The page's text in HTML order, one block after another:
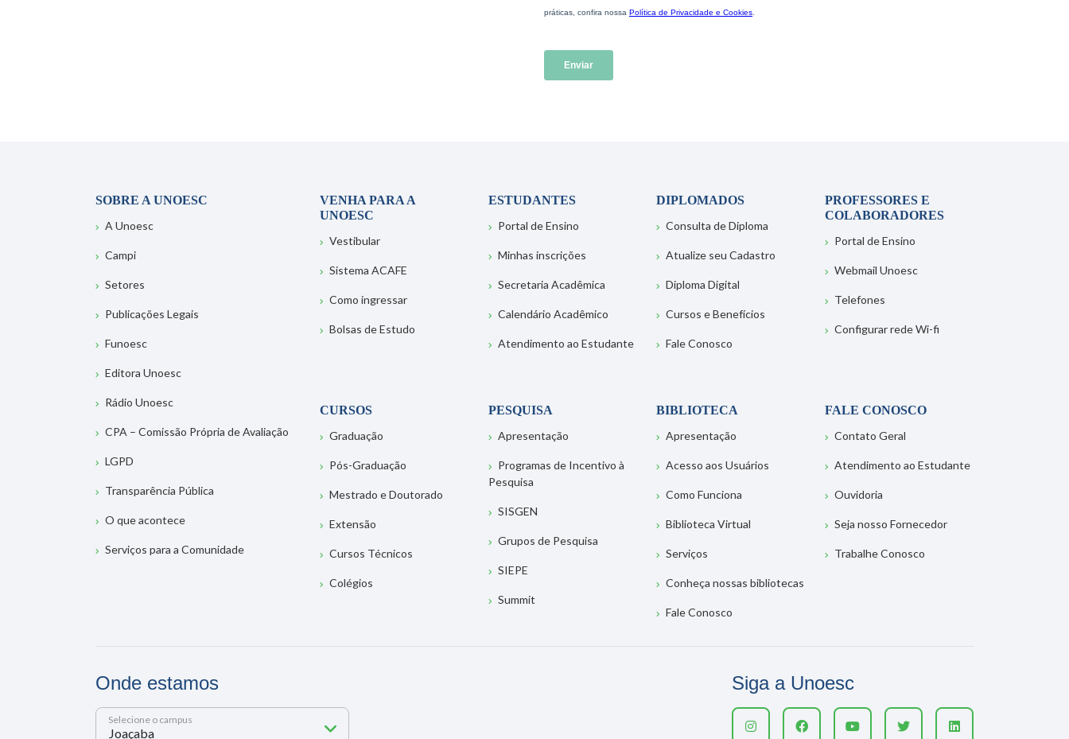
SOBRE A UNOESC
A Unoesc
Campi
Setores
Publicações Legais
Funoesc
Editora Unoesc
Rádio Unoesc
CPA – Comissão Própria de Avaliação
LGPD
Transparência Pública
O que acontece
Serviços para a Comunidade
VENHA PARA A
UNOESC
Vestibular
Sistema ACAFE
Como ingressar
Bolsas de Estudo
ESTUDANTES
Portal de Ensino
Minhas inscrições
Secretaria Acadêmica
Calendário Acadêmico
Atendimento ao Estudante
DIPLOMADOS
Consulta de Diploma
Atualize seu Cadastro
Diploma Digital
Cursos e Benefícios
Fale Conosco
PROFESSORES E
COLABORADORES
Portal de Ensino
Webmail Unoesc
Telefones
Configurar rede Wi-fi
CURSOS
Graduação
Pós-Graduação
Mestrado e Doutorado
Extensão
Cursos Técnicos
Colégios
PESQUISA
Apresentação
Programas de Incentivo à
Pesquisa
SISGEN
Grupos de Pesquisa
SIEPE
Summit
BIBLIOTECA
Apresentação
Acesso aos Usuários
Como Funciona
Biblioteca Virtual
Serviços
Conheça nossas bibliotecas
Fale Conosco
FALE CONOSCO
Contato Geral
Atendimento ao Estudante
Ouvidoria
Seja nosso Fornecedor
Trabalhe Conosco
Onde estamos
Selecione o campus
Siga a Unoesc